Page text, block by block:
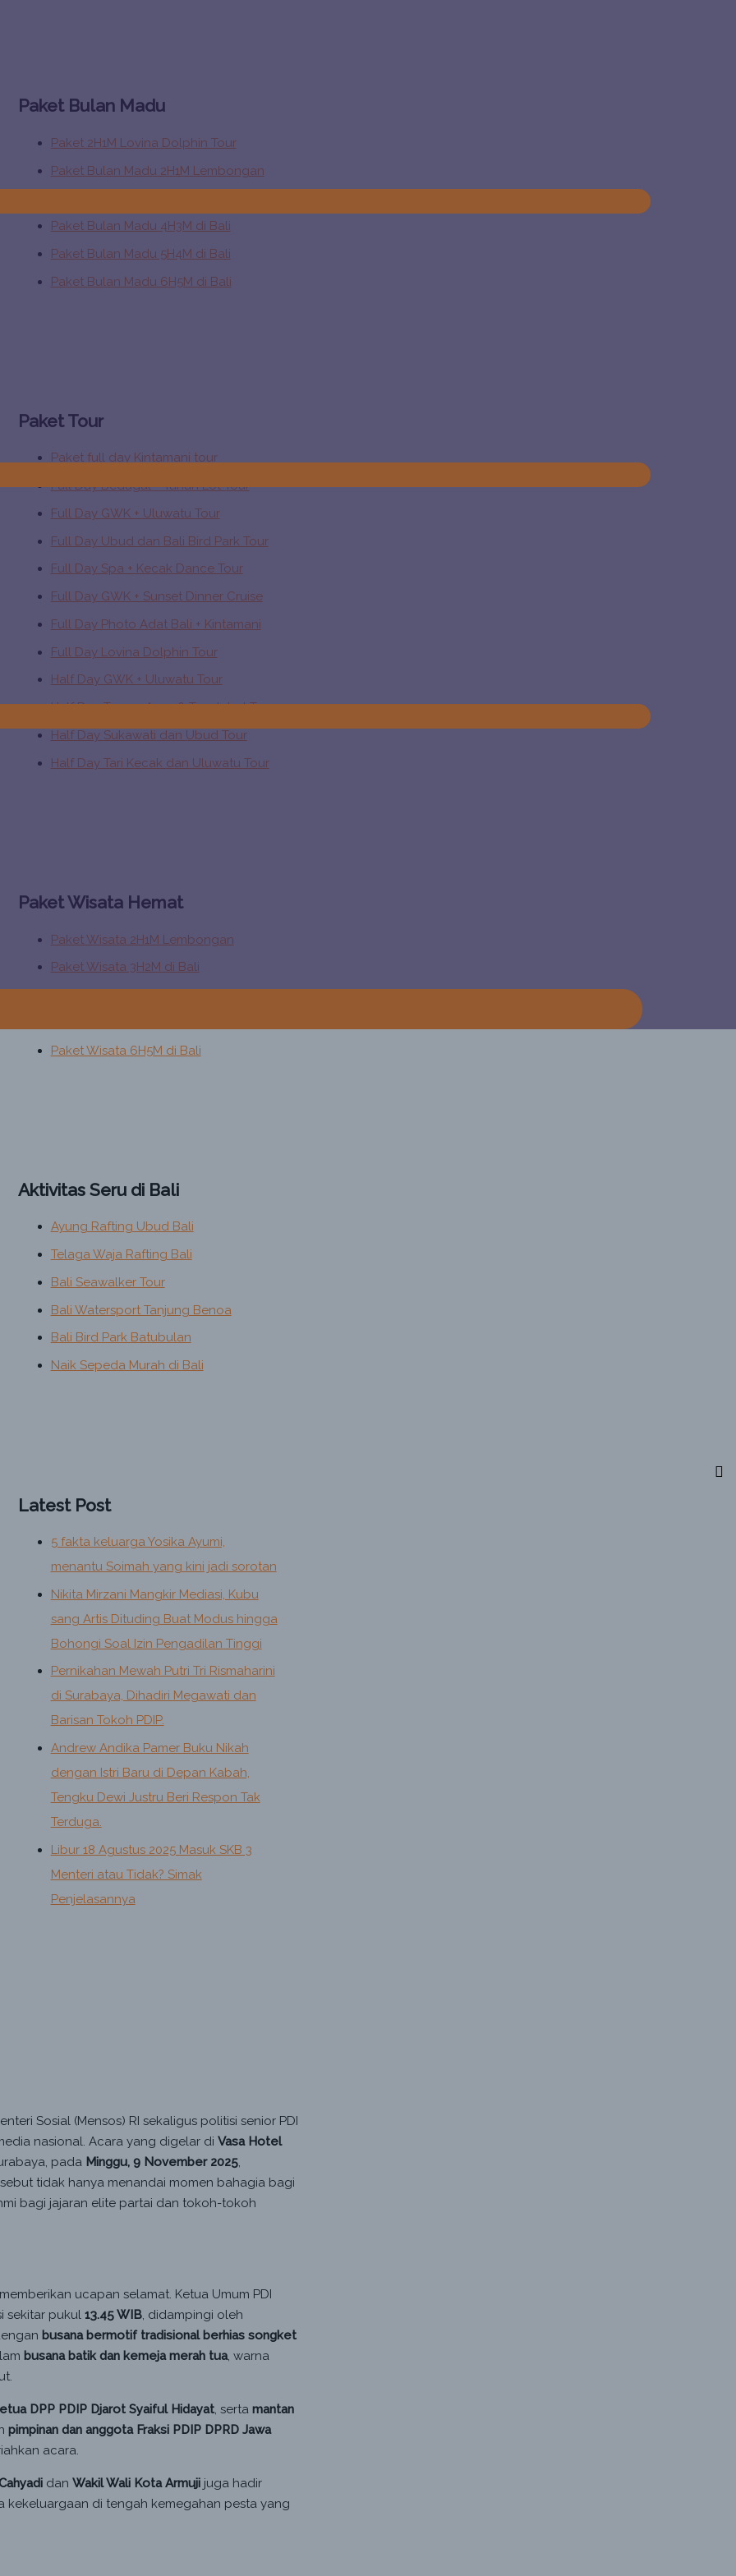
oPaket Bulan Madu
Paket 2H1M Lovina Dolphin Tour
Paket Bulan Madu 2H1M Lembongan
Paket Bulan Madu 4H3M di Bali
Paket Bulan Madu 5H4M di Bali
Paket Bulan Madu 6H5M di Bali
Paket Tour
Paket full day Kintamani tour
Full Day Bedugul + Tanah Lot Tour
Full Day GWK + Uluwatu Tour
Full Day Ubud dan Bali Bird Park Tour
Full Day Spa + Kecak Dance Tour
Full Day GWK + Sunset Dinner Cruise
Full Day Photo Adat Bali + Kintamani
Full Day Lovina Dolphin Tour
Half Day GWK + Uluwatu Tour
Half Day Taman Ayun & Tanah Lot Tour
Half Day Sukawati dan Ubud Tour
Half Day Tari Kecak dan Uluwatu Tour
Paket Wisata Hemat
Paket Wisata 2H1M Lembongan
Paket Wisata 3H2M di Bali
Paket Wisata 6H5M di Bali
Aktivitas Seru di Bali
Ayung Rafting Ubud Bali
Telaga Waja Rafting Bali
Bali Seawalker Tour
Bali Watersport Tanjung Benoa
Bali Bird Park Batubulan
Naik Sepeda Murah di Bali
Latest Post
5 fakta keluarga Yosika Ayumi,
menantu Soimah yang kini jadi sorotan
Nikita Mirzani Mangkir Mediasi, Kubu
sang Artis Dituding Buat Modus hingga
Bohongi Soal Izin Pengadilan Tinggi
Pernikahan Mewah Putri Tri Rismaharini
di Surabaya, Dihadiri Megawati dan
Barisan Tokoh PDIP.
Andrew Andika Pamer Buku Nikah
dengan Istri Baru di Depan Kabah,
Tengku Dewi Justru Beri Respon Tak
Terduga.
Libur 18 Agustus 2025 Masuk SKB 3
Menteri atau Tidak? Simak
Penjelasannya
Sosial (Mensos) RI sekaligus politisi senior PDI
nasional. Acara yang digelar di Vasa Hotel
pada Minggu, 9 November 2025,
tidak hanya menandai momen bahagia bagi
bagi jajaran elite partai dan tokoh-tokoh
ucapan selamat. Ketua Umum PDI
sekitar pukul 13.45 WIB , didampingi oleh
busana bermotif tradisional berhias songket
busana batik dan kemeja merah tua, warna
DPP PDIP Djarot Syaiful Hidayat , serta mantan
pimpinan dan anggota Fraksi PDIP DPRD Jawa
acara.
dan Wakil Wali Kota Armuji juga hadir
kekeluargaan di tengah kemegahan pesta yang